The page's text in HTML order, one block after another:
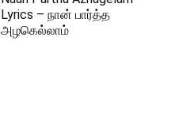
Lyrics – நான் பார்த்த
அழகெல்லாம்